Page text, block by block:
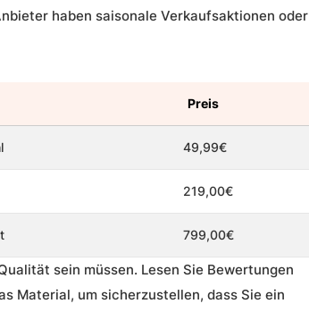
haben saisonale Verkaufsaktionen oder
Preis
49,99€
219,00€
799,00€
sein müssen. Lesen Sie Bewertungen
Material, um sicherzustellen, dass Sie ein